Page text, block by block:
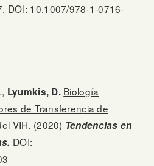
DOI: 10.1007/978-1-0716-
Lyumkis, D. Biología
de Transferencia de
VIH. (2020) Tendencias en
DOI: